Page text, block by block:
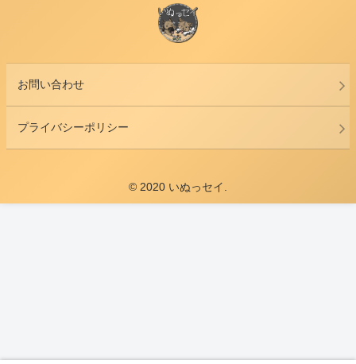
お問い合わせ
プライバシーポリシー
© 2020 いぬっセイ.